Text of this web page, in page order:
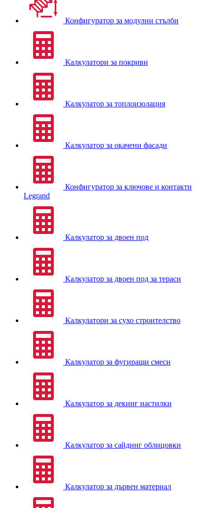
Конфигуратор за модулни стълби
Калкулатори за покриви
Калкулатор за топлоизолация
Калкулатор за окачени фасади
Конфигуратор за ключове и контакти
Legrand
Калкулатор за двоен под
Калкулатор за двоен под за тераси
Калкулатори за сухо строителство
Калкулатор за фугиращи смеси
Калкулатор за декинг настилки
Калкулатор за сайдинг облицовки
Калкулатор за дървен материал